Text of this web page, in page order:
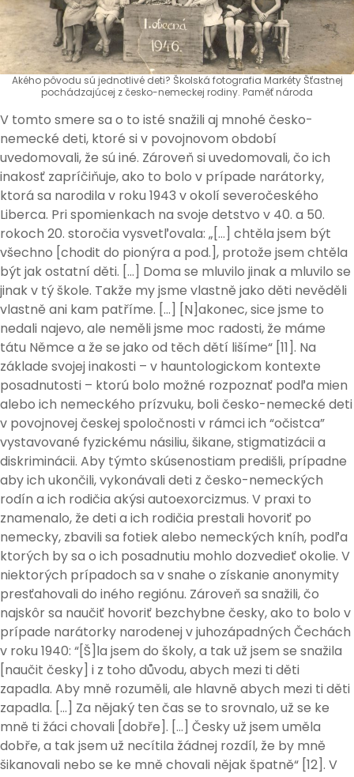
Akého pôvodu sú jednotlivé deti? Školská fotografia Markéty Šťastnej
pochádzajúcej z česko-nemeckej rodiny. Paměť národa
V tomto smere sa o to isté snažili aj mnohé česko-
nemecké deti, ktoré si v povojnovom období
uvedomovali, že sú iné. Zároveň si uvedomovali, čo ich
inakosť zapríčiňuje, ako to bolo v prípade narátorky,
ktorá sa narodila v roku 1943 v okolí severočeského
Liberca. Pri spomienkach na svoje detstvo v 40. a 50.
rokoch 20. storočia vysvetľovala: „[…] chtěla jsem být
všechno [chodit do pionýra a pod.], protože jsem chtěla
být jak ostatní děti. […] Doma se mluvilo jinak a mluvilo se
jinak v tý škole. Takže my jsme vlastně jako děti nevěděli
vlastně ani kam patříme. […] [N]akonec, sice jsme to
nedali najevo, ale neměli jsme moc radosti, že máme
tátu Němce a že se jako od těch dětí lišíme“ [11]. Na
základe svojej inakosti – v hauntologickom kontexte
posadnutosti – ktorú bolo možné rozpoznať podľa mien
alebo ich nemeckého prízvuku, boli česko-nemecké deti
v povojnovej českej spoločnosti v rámci ich “očistca”
vystavované fyzickému násiliu, šikane, stigmatizácii a
diskriminácii. Aby týmto skúsenostiam predišli, prípadne
aby ich ukončili, vykonávali deti z česko-nemeckých
rodín a ich rodičia akýsi autoexorcizmus. V praxi to
znamenalo, že deti a ich rodičia prestali hovoriť po
nemecky, zbavili sa fotiek alebo nemeckých kníh, podľa
ktorých by sa o ich posadnutiu mohlo dozvedieť okolie. V
niektorých prípadoch sa v snahe o získanie anonymity
presťahovali do iného regiónu. Zároveň sa snažili, čo
najskôr sa naučiť hovoriť bezchybne česky, ako to bolo v
prípade narátorky narodenej v juhozápadných Čechách
v roku 1940: “[Š]la jsem do školy, a tak už jsem se snažila
[naučit česky] i z toho důvodu, abych mezi ti děti
zapadla. Aby mně rozuměli, ale hlavně abych mezi ti děti
zapadla. […] Za nějaký ten čas se to srovnalo, už se ke
mně ti žáci chovali [dobře]. […] Česky už jsem uměla
dobře, a tak jsem už necítila žádnej rozdíl, že by mně
šikanovali nebo se ke mně chovali nějak špatně“ [12]. V